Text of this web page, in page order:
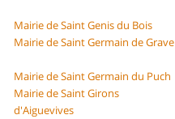
Mairie de Saint Genis du Bois
Mairie de Saint Germain de Grave
Mairie de Saint Germain du Puch
Mairie de Saint Girons
d'Aiguevives